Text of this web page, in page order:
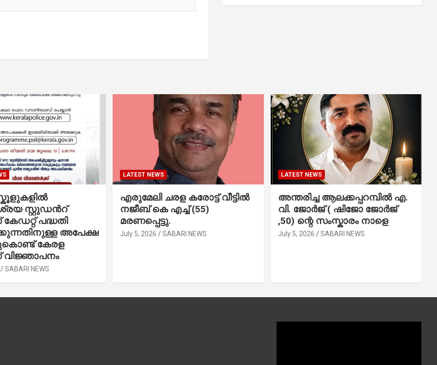
സ്റ്റുഡന്‍റ്
പദ്ധതി
അപേക്ഷ
കേരള
SABARI NEWS
LATEST NEWS
എരുമേലി ചരള കരോട്ട് വീട്ടിൽ
നജീബ് കെ എച്ച് (55)
മരണപ്പെട്ടു.
July 5, 2026 SABARI NEWS
LATEST NEWS
അന്തരിച്ച ആ​ല​ക്ക​പ്പ​റമ്പിൽ​ എ.​
വി. ജോ​ർ​ജ് ( ഷിജോ ജോർജ്
,50) ന്റെ സംസ്കാരം നാളെ
July 5, 2026 SABARI NEWS